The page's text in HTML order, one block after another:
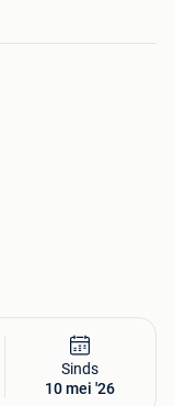
Sinds
10 mei '26